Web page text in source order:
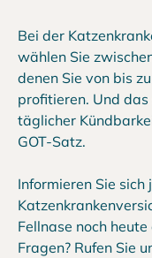
Bei der
wählen Sie
denen Sie von bis
profitieren. Und
täglicher
GOT-Satz.
Informieren Sie sich
Fellnase noch
Fragen? Rufen Sie